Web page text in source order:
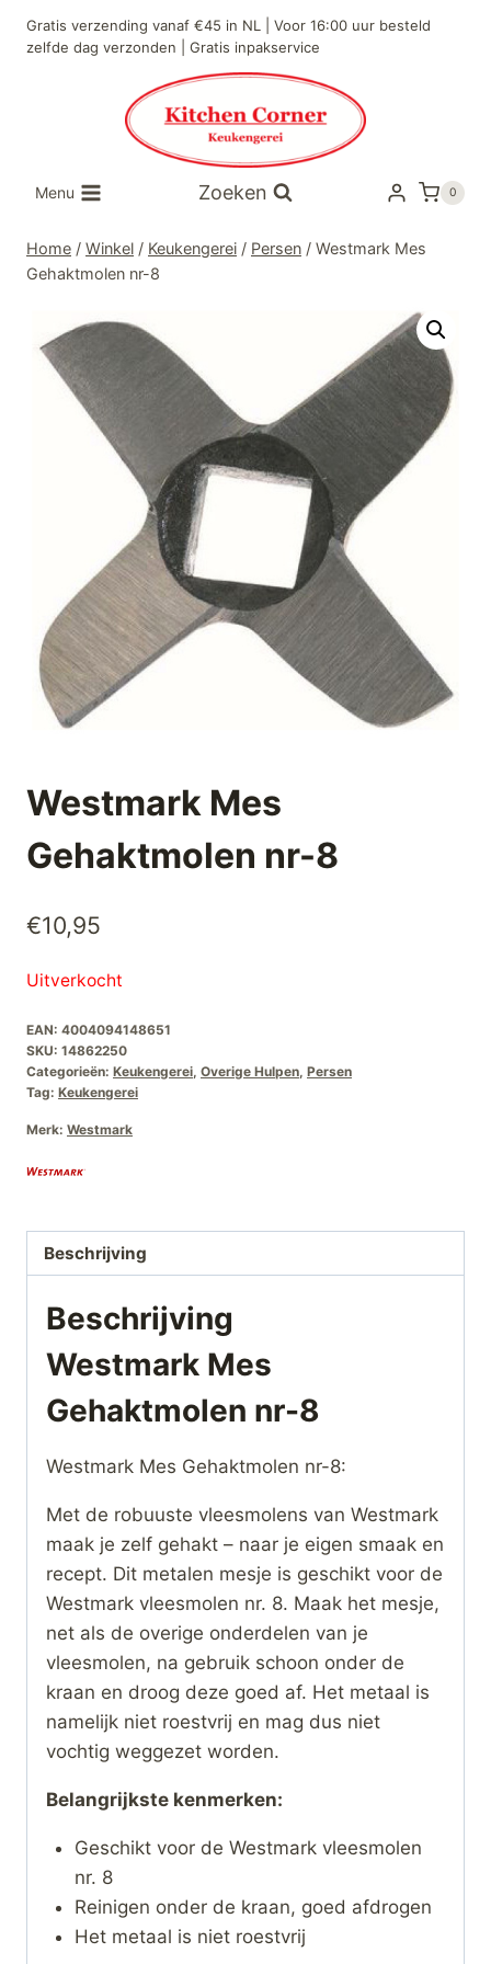
naar
Gratis verzending vanaf €45 in NL | Voor 16:00 uur besteld
zelfde dag verzonden | Gratis inpakservice
Menu Zoeken 0
Home / Winkel / Keukengerei / Persen / Westmark Mes
Gehaktmolen nr-8
Westmark Mes
Gehaktmolen nr-8
€10,95
Uitverkocht
EAN: 4004094148651
SKU: 14862250
Categorieën: Keukengerei, Overige Hulpen, Persen
Tag: Keukengerei
Merk: Westmark
Beschrijving
Beschrijving
Westmark Mes
Gehaktmolen nr-8
Westmark Mes Gehaktmolen nr-8:
Met de robuuste vleesmolens van Westmark
maak je zelf gehakt – naar je eigen smaak en
recept. Dit metalen mesje is geschikt voor de
Westmark vleesmolen nr. 8. Maak het mesje,
net als de overige onderdelen van je
vleesmolen, na gebruik schoon onder de
kraan en droog deze goed af. Het metaal is
namelijk niet roestvrij en mag dus niet
vochtig weggezet worden.
Belangrijkste kenmerken:
Geschikt voor de Westmark vleesmolen
nr. 8
Reinigen onder de kraan, goed afdrogen
Het metaal is niet roestvrij